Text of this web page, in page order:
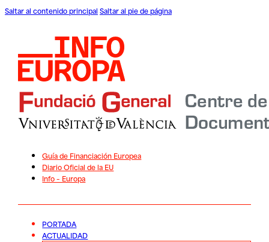
Saltar al contenido principal Saltar al pie de página
Guía de Financiación Europea
Diario Oficial de la EU
Info – Europa
PORTADA
ACTUALIDAD